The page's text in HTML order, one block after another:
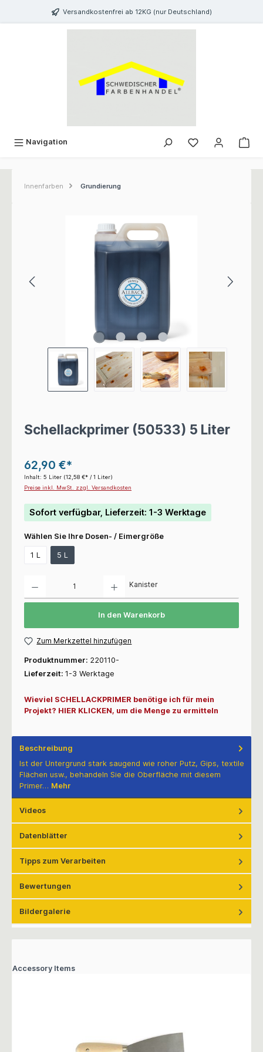
springen Versandkostenfrei ab 12KG (nur Deutschland)
Navigation
Innenfarben Grundierung
Schellackprimer (50533) 5 Liter
62,90 €*
Inhalt: 5 Liter (12,58 €* / 1 Liter)
Preise inkl. MwSt. zzgl. Versandkosten
Sofort verfügbar, Lieferzeit: 1-3 Werktage
Wählen Sie Ihre Dosen- / Eimergröße
1 L 5 L
Kanister
In den Warenkorb
Zum Merkzettel hinzufügen
Produktnummer: 220110-
Lieferzeit: 1-3 Werktage
Wieviel SCHELLACKPRIMER benötige ich für mein
Projekt? HIER KLICKEN, um die Menge zu ermitteln
Beschreibung
Ist der Untergrund stark saugend wie roher Putz, Gips, textile
Flächen usw., behandeln Sie die Oberfläche mit diesem
Primer… Mehr
Videos
Datenblätter
Tipps zum Verarbeiten
Bewertungen
Bildergalerie
Accessory Items